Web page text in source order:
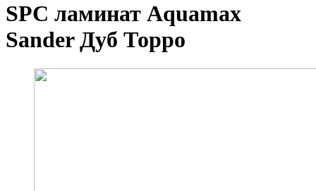
SPC ламинат Aquamax
Sander Дуб Торро